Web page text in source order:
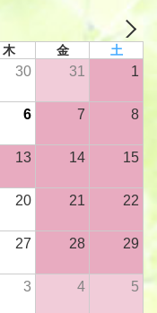
木 金 土
30 31 1
6 7 8
13 14 15
20 21 22
27 28 29
3 4 5